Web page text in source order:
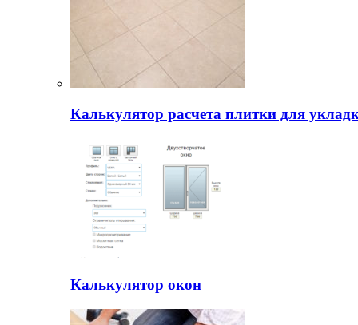
Калькулятор расчета плитки для
Калькулятор окон